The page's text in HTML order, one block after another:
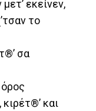
εκείνεν,
το
σα
κιρέτ®’ και